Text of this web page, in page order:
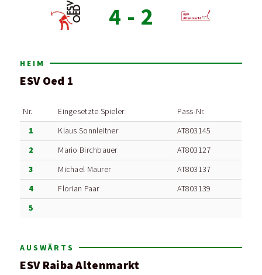
4 - 2
HEIM
ESV Oed 1
Nr. Eingesetzte Spieler Pass-Nr.
1 Klaus Sonnleitner AT803145
2 Mario Birchbauer AT803127
3 Michael Maurer AT803137
4 Florian Paar AT803139
5
AUSWÄRTS
ESV Raiba Altenmarkt